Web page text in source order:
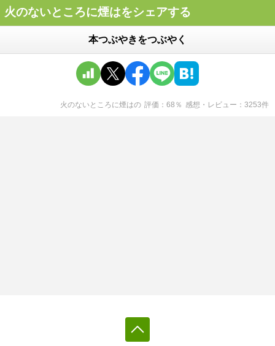
火のないところに煙はをシェアする
本つぶやきをつぶやく
火のないところに煙はの 評価 68 ％ 感想・レビュー 3253件